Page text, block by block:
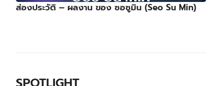
ส่องประวัติ – ผลงาน ของ ซอซูมิน (Seo Su Min)